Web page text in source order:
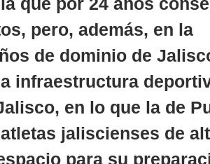
pero, además, en la
de dominio de
infraestructura
en lo que la de
jaliscienses de
para su